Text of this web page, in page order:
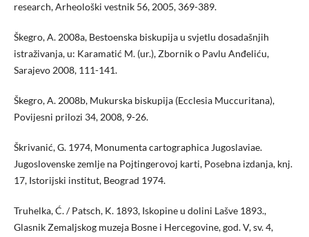
research, Arheološki vestnik 56, 2005, 369-389.
Škegro, A. 2008a, Bestoenska biskupija u svjetlu dosadašnjih
istraživanja, u: Karamatić M. (ur.), Zbornik o Pavlu Anđeliću,
Sarajevo 2008, 111-141.
Škegro, A. 2008b, Mukurska biskupija (Ecclesia Muccuritana),
Povijesni prilozi 34, 2008, 9-26.
Škrivanić, G. 1974, Monumenta cartographica Jugoslaviae.
Jugoslovenske zemlje na Pojtingerovoj karti, Posebna izdanja, knj.
17, Istorijski institut, Beograd 1974.
Truhelka, Ć. / Patsch, K. 1893, Iskopine u dolini Lašve 1893.,
Glasnik Zemaljskog muzeja Bosne i Hercegovine, god. V, sv. 4,